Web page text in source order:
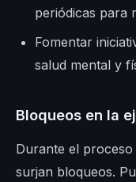
periódicas para
Fomentar
salud mental y
Bloqueos en la
Durante el
surjan bloqueos.